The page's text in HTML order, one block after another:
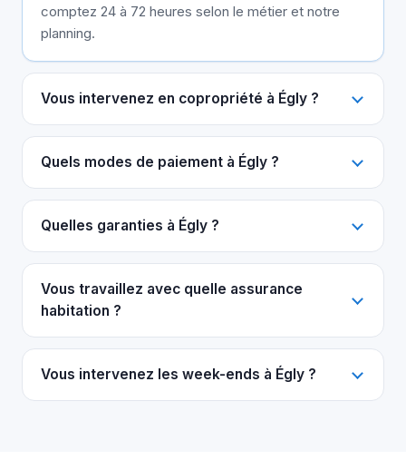
comptez 24 à 72 heures selon le métier et notre
planning.
Vous intervenez en copropriété à Égly ?
Quels modes de paiement à Égly ?
Quelles garanties à Égly ?
Vous travaillez avec quelle assurance
habitation ?
Vous intervenez les week-ends à Égly ?